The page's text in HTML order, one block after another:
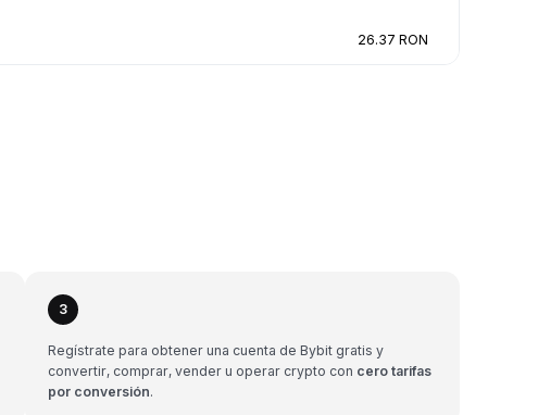
26.37 RON
3
Regístrate para obtener una cuenta de Bybit gratis y
convertir, comprar, vender u operar crypto con cero tarifas
por conversión.